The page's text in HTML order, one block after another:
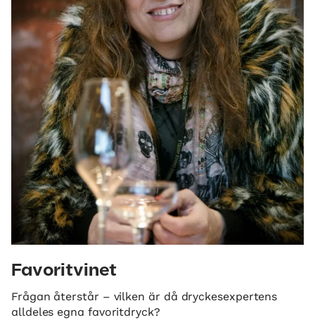
Favoritvinet
Frågan återstår – vilken är då dryckesexpertens
alldeles egna favoritdryck?